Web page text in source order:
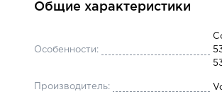
Общие характеристики
Особенности:
Производитель: